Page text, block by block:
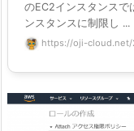
のEC2インスタンスで
ンスタンスに制限し ...
https://oji-